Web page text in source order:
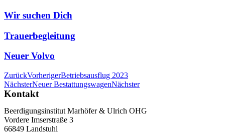
Wir suchen Dich
Trauerbegleitung
Neuer Volvo
ZurückVorherigerBetriebsausflug 2023
NächsterNeuer BestattungswagenNächster
Kontakt
Beerdigungsinstitut Marhöfer & Ulrich OHG
Vordere Imserstraße 3
66849 Landstuhl